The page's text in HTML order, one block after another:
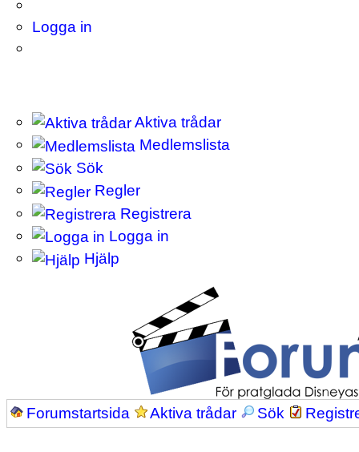
Logga in
Aktiva trådar
Medlemslista
Sök
Regler
Registrera
Logga in
Hjälp
Forumstartsida Aktiva trådar Sök